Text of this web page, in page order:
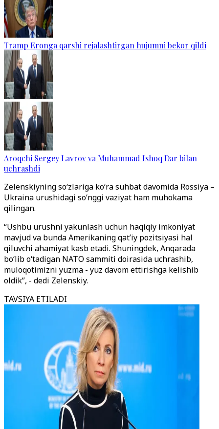
Tramp Eronga qarshi rejalashtirgan hujumni bekor qildi
Aroqchi Sergey Lavrov va Muhammad Ishoq Dar bilan
uchrashdi
Zelenskiyning so‘zlariga ko‘ra suhbat davomida Rossiya –
Ukraina urushidagi so‘nggi vaziyat ham muhokama
qilingan.
“Ushbu urushni yakunlash uchun haqiqiy imkoniyat
mavjud va bunda Amerikaning qat’iy pozitsiyasi hal
qiluvchi ahamiyat kasb etadi. Shuningdek, Anqarada
bo‘lib o‘tadigan NATO sammiti doirasida uchrashib,
muloqotimizni yuzma - yuz davom ettirishga kelishib
oldik”, - dedi Zelenskiy.
TAVSIYA ETILADI